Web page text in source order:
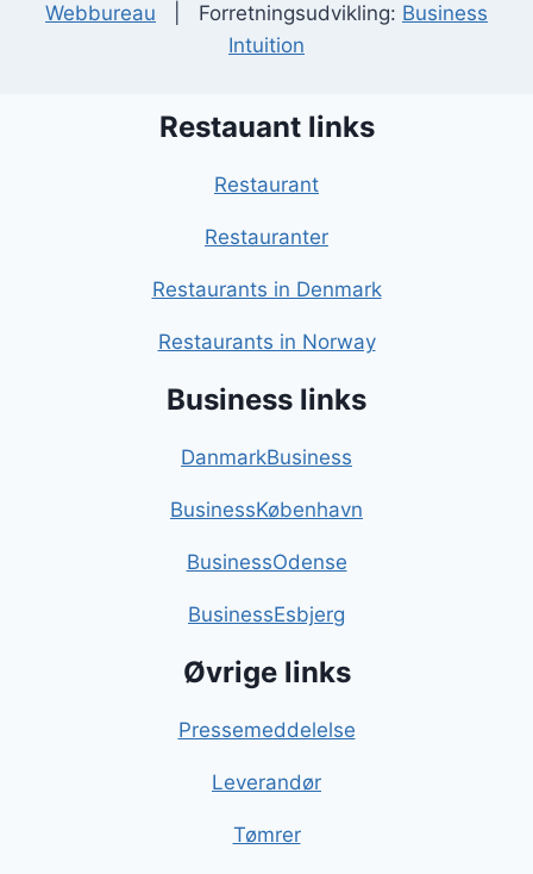
Webbureau | Forretningsudvikling: Business
Intuition
Restauant links
Restaurant
Restauranter
Restaurants in Denmark
Restaurants in Norway
Business links
DanmarkBusiness
BusinessKøbenhavn
BusinessOdense
BusinessEsbjerg
Øvrige links
Pressemeddelelse
Leverandør
Tømrer